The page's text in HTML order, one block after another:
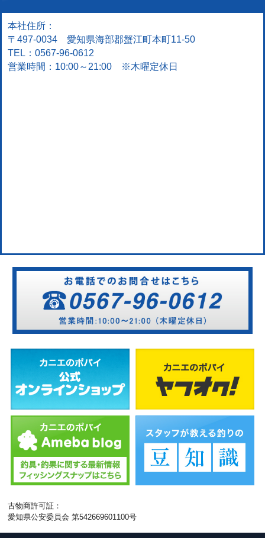
本社住所：
〒497-0034 愛知県海部郡蟹江町本町11-50
TEL：0567-96-0612
営業時間：10:00～21:00 ※木曜定休日
古物商許可証：
愛知県公安委員会 第542669601100号